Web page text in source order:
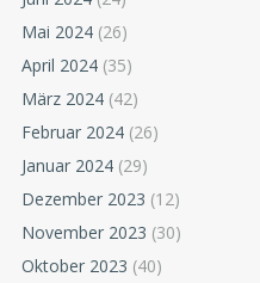
Mai 2024 (26)
April 2024 (35)
März 2024 (42)
Februar 2024 (26)
Januar 2024 (29)
Dezember 2023 (12)
November 2023 (30)
Oktober 2023 (40)